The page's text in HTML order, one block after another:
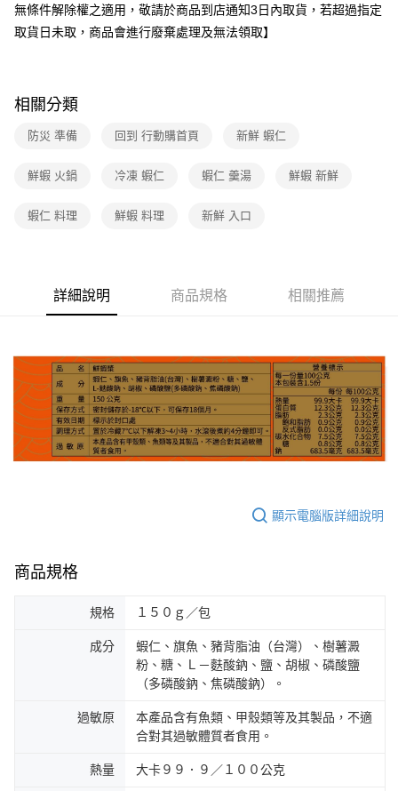
無條件解除權之適用，敬請於商品到店通知3日內取貨，若超過指定
取貨日未取，商品會進行廢棄處理及無法領取】
相關分類
防災 準備 回到 行動購首頁 新鮮 蝦仁
鮮蝦 火鍋 冷凍 蝦仁 蝦仁 羹湯 鮮蝦 新鮮
蝦仁 料理 鮮蝦 料理 新鮮 入口
詳細說明 商品規格 相關推薦
顯示電腦版詳細說明
商品規格
規格 １５０ｇ／包
成分
蝦仁、旗魚、豬背脂油（台灣）、樹薯澱
粉、糖、Ｌ－麩酸鈉、鹽、胡椒、磷酸鹽
（多磷酸鈉、焦磷酸鈉）。
過敏原
本產品含有魚類、甲殼類等及其製品，不適
合對其過敏體質者食用。
熱量 大卡９９．９／１００公克